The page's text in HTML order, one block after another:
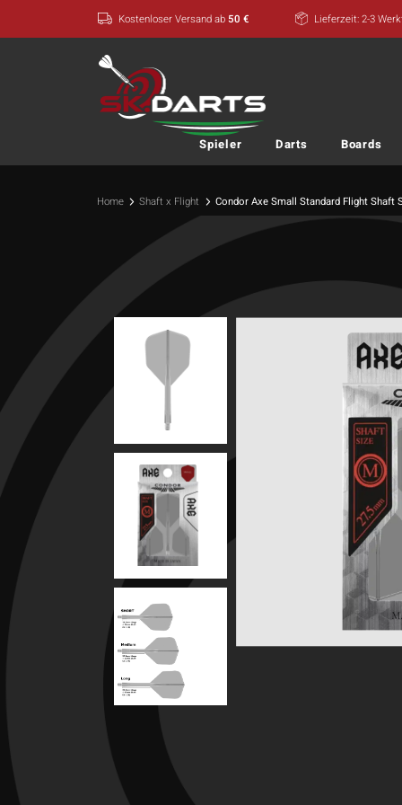
Kostenloser Versand ab50 € Lieferzeit: 2-3
Spieler Darts Boards
Home Shaft x Flight Condor Axe Small Standard Flight Shaft